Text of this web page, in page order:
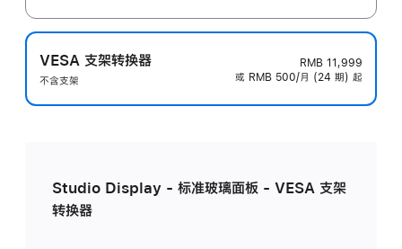
VESA 支架转换器
不含支架
RMB 11,999
或 RMB 500/月 (24 期) 起
Studio Display - 标准玻璃面板 - VESA 支架
转换器